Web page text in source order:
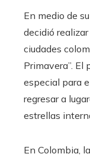
En medio de
decidió
ciudades
Primavera”.
especial para
regresar a
estrellas
En Colombia,